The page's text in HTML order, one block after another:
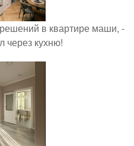
в квартире маши, -
через кухню!